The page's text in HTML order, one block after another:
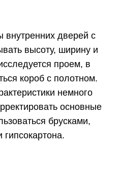
внутренних дверей с
высоту, ширину и
проем, в
короб с полотном.
немного
основные
брусками,